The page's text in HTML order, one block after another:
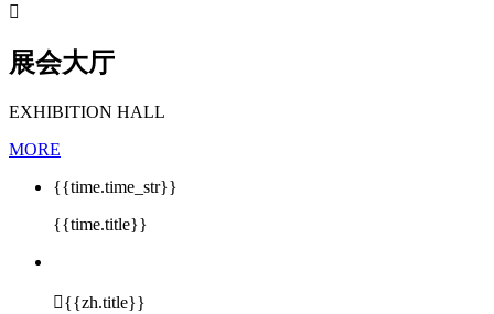

展会大厅
EXHIBITION HALL
MORE
{{time.time_str}}
{{time.title}}
{{zh.title}}